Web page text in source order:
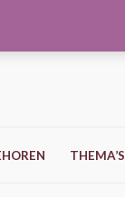
THEMA’S